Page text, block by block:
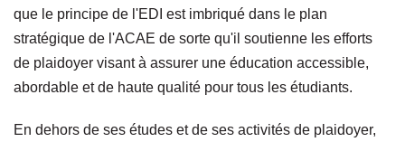
que le principe de l'EDI est imbriqué dans le plan
stratégique de l'ACAE de sorte qu'il soutienne les efforts
de plaidoyer visant à assurer une éducation accessible,
abordable et de haute qualité pour tous les étudiants.
En dehors de ses études et de ses activités de plaidoyer,